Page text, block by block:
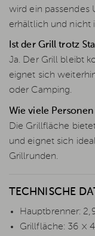
wird ein passendes
erhältlich und nicht
Ist der Grill trotz
Ja. Der Grill bleibt
eignet sich
oder Camping.
Wie viele
Die Grillfläche
und eignet sich
Grillrunden.
TECHNISCHE
Hauptbrenner:
Grillfläche: 36 ×